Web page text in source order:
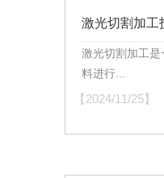
激光切割加工
激光切割加工
料进行...
【2024/11/25】